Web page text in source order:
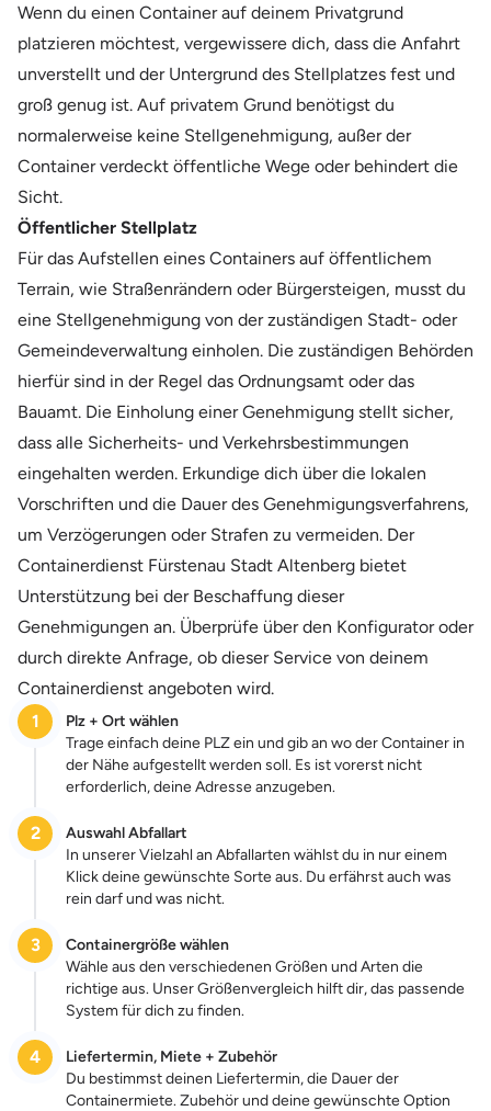
Wenn du einen Container auf deinem Privatgrund
platzieren möchtest, vergewissere dich, dass die Anfahrt
unverstellt und der Untergrund des Stellplatzes fest und
groß genug ist. Auf privatem Grund benötigst du
normalerweise keine Stellgenehmigung, außer der
Container verdeckt öffentliche Wege oder behindert die
Sicht.
Öffentlicher Stellplatz
Für das Aufstellen eines Containers auf öffentlichem
Terrain, wie Straßenrändern oder Bürgersteigen, musst du
eine Stellgenehmigung von der zuständigen Stadt- oder
Gemeindeverwaltung einholen. Die zuständigen Behörden
hierfür sind in der Regel das Ordnungsamt oder das
Bauamt. Die Einholung einer Genehmigung stellt sicher,
dass alle Sicherheits- und Verkehrsbestimmungen
eingehalten werden. Erkundige dich über die lokalen
Vorschriften und die Dauer des Genehmigungsverfahrens,
um Verzögerungen oder Strafen zu vermeiden. Der
Containerdienst Fürstenau Stadt Altenberg bietet
Unterstützung bei der Beschaffung dieser
Genehmigungen an. Überprüfe über den Konfigurator oder
durch direkte Anfrage, ob dieser Service von deinem
Containerdienst angeboten wird.
1
Plz + Ort wählen
Trage einfach deine PLZ ein und gib an wo der Container in
der Nähe aufgestellt werden soll. Es ist vorerst nicht
erforderlich, deine Adresse anzugeben.
2
Auswahl Abfallart
In unserer Vielzahl an Abfallarten wählst du in nur einem
Klick deine gewünschte Sorte aus. Du erfährst auch was
rein darf und was nicht.
3
Containergröße wählen
Wähle aus den verschiedenen Größen und Arten die
richtige aus. Unser Größenvergleich hilft dir, das passende
System für dich zu finden.
4
Liefertermin, Miete + Zubehör
Du bestimmst deinen Liefertermin, die Dauer der
Containermiete. Zubehör und deine gewünschte Option